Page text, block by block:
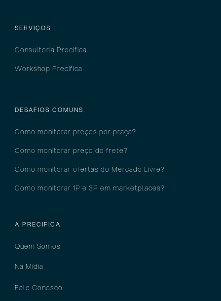
SERVIÇOS
Consultoria Precifica
Workshop Precifica
DESAFIOS COMUNS
Como monitorar preços por praça?
Como monitorar preço do frete?
Como monitorar ofertas do Mercado Livre?
Como monitorar 1P e 3P em marketplaces?
A PRECIFICA
Quem Somos
Na Mídia
Fale Conosco